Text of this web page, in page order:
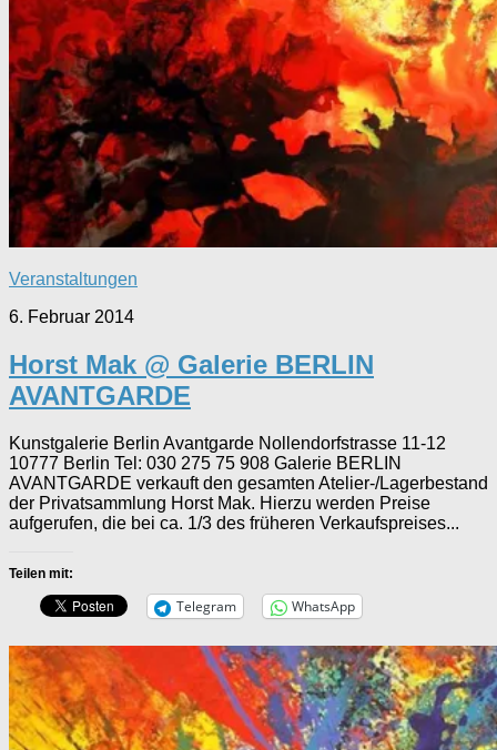
Veranstaltungen
6. Februar 2014
Horst Mak @ Galerie BERLIN
AVANTGARDE
Kunstgalerie Berlin Avantgarde Nollendorfstrasse 11-12
10777 Berlin Tel: 030 275 75 908 Galerie BERLIN
AVANTGARDE verkauft den gesamten Atelier-/Lagerbestand
der Privatsammlung Horst Mak. Hierzu werden Preise
aufgerufen, die bei ca. 1/3 des früheren Verkaufspreises...
Teilen mit:
Telegram WhatsApp